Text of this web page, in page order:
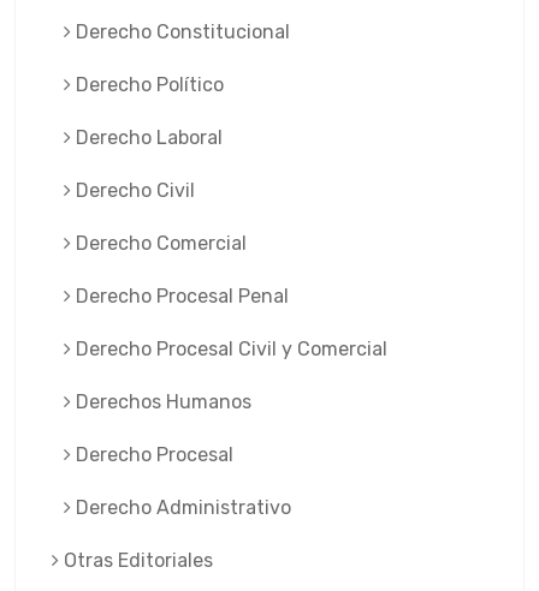
Derecho Constitucional
Derecho Político
Derecho Laboral
Derecho Civil
Derecho Comercial
Derecho Procesal Penal
Derecho Procesal Civil y Comercial
Derechos Humanos
Derecho Procesal
Derecho Administrativo
Otras Editoriales